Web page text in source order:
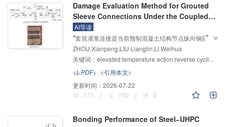
Damage Evaluation Method for Grouted
Sleeve Connections Under the Coupled
Action of Fire and Earthquake
AI导读
“套筒灌浆连接是当前预制混凝土结构节点纵向钢筋连
接的主流方式之一。研究人员开展了15组试件的高温
后加载试验，建立了高温与地震耦合作用的套筒灌浆连
接损伤评价方法，为预制混凝土结构抗火抗震研究提供
了新方案。 ”
”
ZHOU Xianpeng,LIU Lianglin,LI Weihua
关键词： elevated temperature action;reverse cyclic loading;cyclic loadings;failure pattern;damage evaluation
<L-PDF> <引用本文>
更新时间： 2026-07-22
111
| 190 | 0
Bonding Performance of Steel‒UHPC